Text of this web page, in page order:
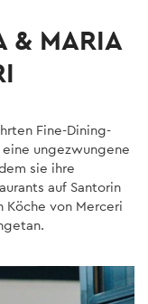
& MARIA
Fine-Dining-
ungezwungene
sie ihre
auf Santorin
Köche von Merceri